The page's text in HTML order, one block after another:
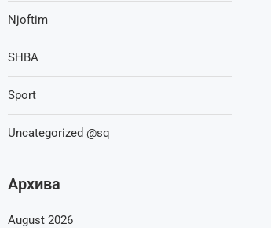
Njoftim
SHBA
Sport
Uncategorized @sq
Архива
August 2026